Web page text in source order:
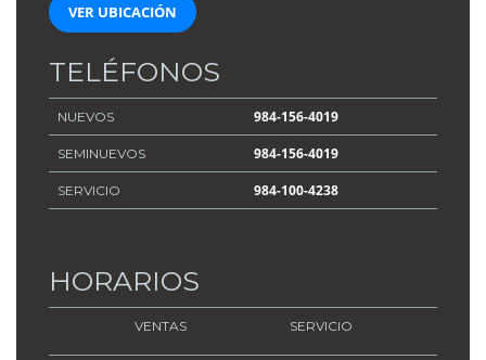
VER UBICACIÓN
TELÉFONOS
NUEVOS 984-156-4019
SEMINUEVOS 984-156-4019
SERVICIO 984-100-4238
HORARIOS
VENTAS SERVICIO